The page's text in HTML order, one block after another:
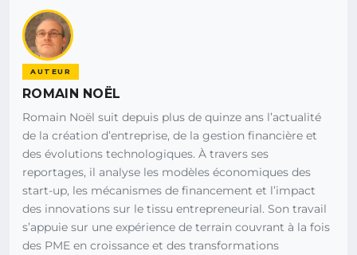
AUTEUR
ROMAIN NOËL
Romain Noël suit depuis plus de quinze ans l’actualité
de la création d’entreprise, de la gestion financière et
des évolutions technologiques. À travers ses
reportages, il analyse les modèles économiques des
start-up, les mécanismes de financement et l’impact
des innovations sur le tissu entrepreneurial. Son travail
s’appuie sur une expérience de terrain couvrant à la fois
des PME en croissance et des transformations